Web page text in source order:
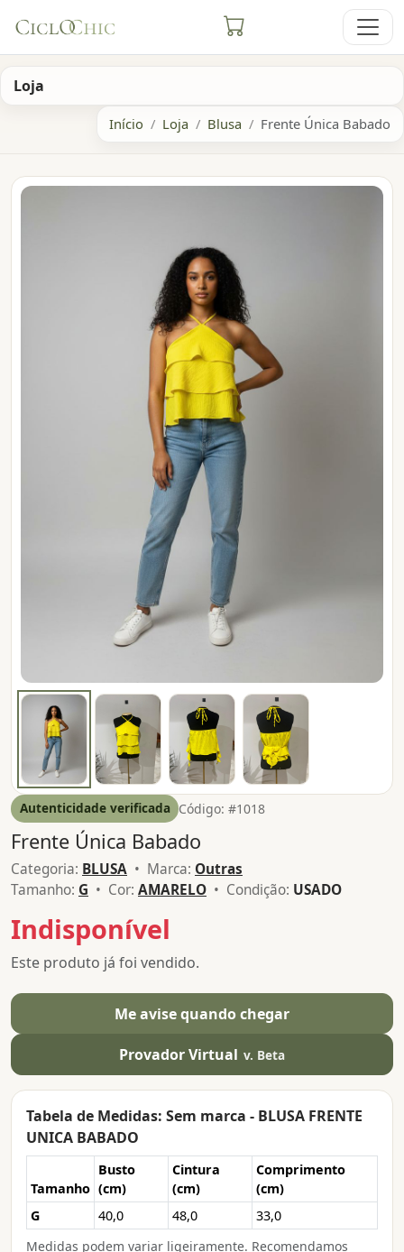
Loja
Início Loja Blusa Frente Única Babado
Autenticidade verificada Código: #1018
Frente Única Babado
Categoria: BLUSA • Marca: Outras
Tamanho: G • Cor: AMARELO • Condição: USADO
Indisponível
Este produto já foi vendido.
Me avise quando chegar
Provador Virtual v. Beta
Tabela de Medidas: Sem marca - BLUSA FRENTE
UNICA BABADO
Tamanho
Busto
(cm)
Cintura
(cm)
Comprimento
(cm)
G
40,0 48,0
33,0
Medidas podem variar ligeiramente. Recomendamos